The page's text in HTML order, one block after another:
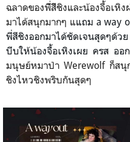
ฉลาดของพัี่สีิชิงและน้องจื้อเหิง
มาได้สนุกมากๆ แแถม a way
พี่สีชิงออกมาได้ชัดเจนสุดๆด้
บีบให้น้องจื้อเหิงเผย ครส ออ
มนุษย์หมาป่า Werewolf ก็สนุ
ชิงไหวชิงพริบกันสุดๆ